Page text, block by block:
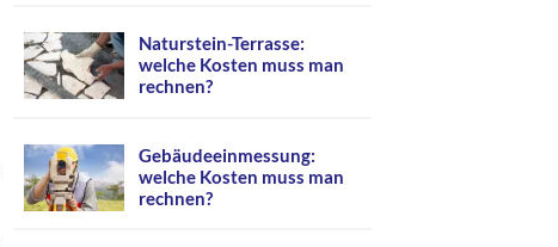
Naturstein-Terrasse:
welche Kosten muss man
rechnen?
Gebäudeeinmessung:
welche Kosten muss man
rechnen?